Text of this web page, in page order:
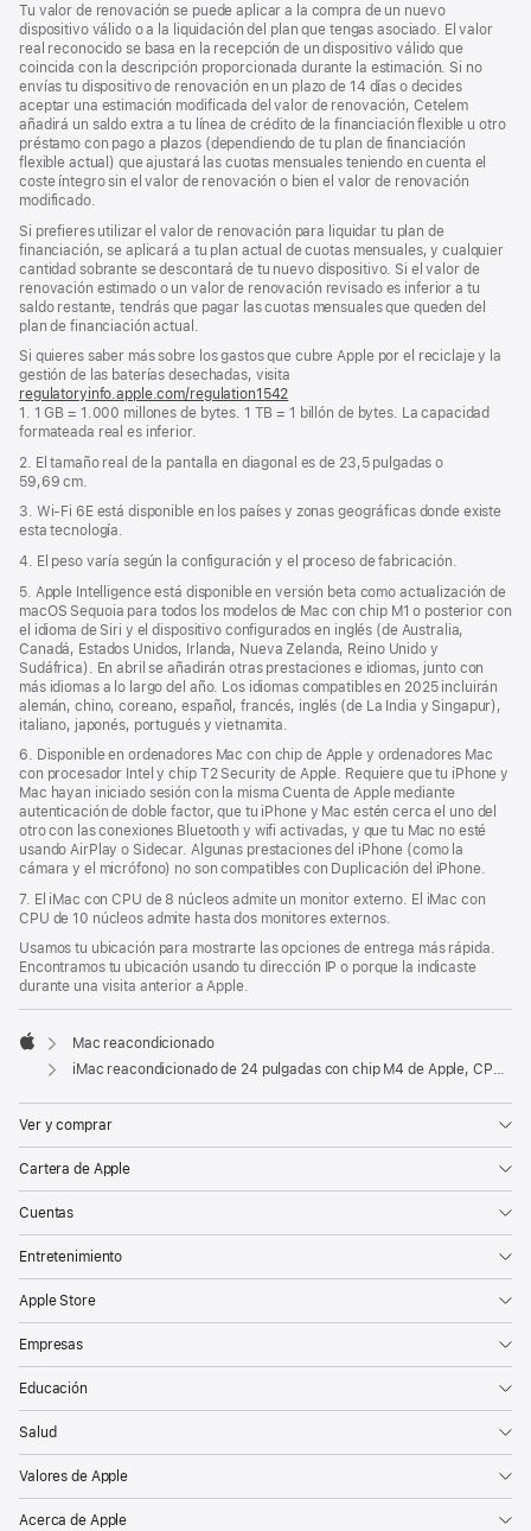
Tu valor de renovación se puede aplicar a la compra de un nuevo
dispositivo válido o a la liquidación del plan que tengas asociado. El valor
real reconocido se basa en la recepción de un dispositivo válido que
coincida con la descripción proporcionada durante la estimación. Si no
envías tu dispositivo de renovación en un plazo de 14 días o decides
aceptar una estimación modificada del valor de renovación, Cetelem
añadirá un saldo extra a tu línea de crédito de la financiación flexible u otro
préstamo con pago a plazos (dependiendo de tu plan de financiación
flexible actual) que ajustará las cuotas mensuales teniendo en cuenta el
coste íntegro sin el valor de renovación o bien el valor de renovación
modificado.
Si prefieres utilizar el valor de renovación para liquidar tu plan de
financiación, se aplicará a tu plan actual de cuotas mensuales, y cualquier
cantidad sobrante se descontará de tu nuevo dispositivo. Si el valor de
renovación estimado o un valor de renovación revisado es inferior a tu
saldo restante, tendrás que pagar las cuotas mensuales que queden del
plan de financiación actual.
Si quieres saber más sobre los gastos que cubre Apple por el reciclaje y la
gestión de las baterías desechadas, visita
regulatoryinfo.apple.com/regulation1542
abre
ventana
1. 1 GB = 1.000 millones de bytes. 1 TB = 1 billón de bytes. La capacidad
formateada real es inferior.
2. El tamaño real de la pantalla en diagonal es de 23,5 pulgadas o
59,69 cm.
3. Wi‑Fi 6E está disponible en los países y zonas geográficas donde existe
esta tecnología.
4. El peso varía según la configuración y el proceso de fabricación.
5. Apple Intelligence está disponible en versión beta como actualización de
macOS Sequoia para todos los modelos de Mac con chip M1 o posterior con
el idioma de Siri y el dispositivo configurados en inglés (de Australia,
Canadá, Estados Unidos, Irlanda, Nueva Zelanda, Reino Unido y
Sudáfrica). En abril se añadirán otras prestaciones e idiomas, junto con
más idiomas a lo largo del año. Los idiomas compatibles en 2025 incluirán
alemán, chino, coreano, español, francés, inglés (de La India y Singapur),
italiano, japonés, portugués y vietnamita.
6. Disponible en ordenadores Mac con chip de Apple y ordenadores Mac
con procesador Intel y chip T2 Security de Apple. Requiere que tu iPhone y
Mac hayan iniciado sesión con la misma Cuenta de Apple mediante
autenticación de doble factor, que tu iPhone y Mac estén cerca el uno del
otro con las conexiones Bluetooth y wifi activadas, y que tu Mac no esté
usando AirPlay o Sidecar. Algunas prestaciones del iPhone (como la
cámara y el micrófono) no son compatibles con Duplicación del iPhone.
7. El iMac con CPU de 8 núcleos admite un monitor externo. El iMac con
CPU de 10 núcleos admite hasta dos monitores externos.
Usamos tu ubicación para mostrarte las opciones de entrega más rápida.
Encontramos tu ubicación usando tu dirección IP o porque la indicaste
durante una visita anterior a Apple.
Apple
Mac reacondicionado
iMac reacondicionado de 24 pulgadas con chip M4 de Apple, CPU de 10 núcleos, GPU de 10 núcleos, Gigabit Ethernet y vidrio nanotexturizado - Plata
Ver y comprar
Cartera de Apple
Cuentas
Entretenimiento
Apple Store
Empresas
Educación
Salud
Valores de Apple
Acerca de Apple